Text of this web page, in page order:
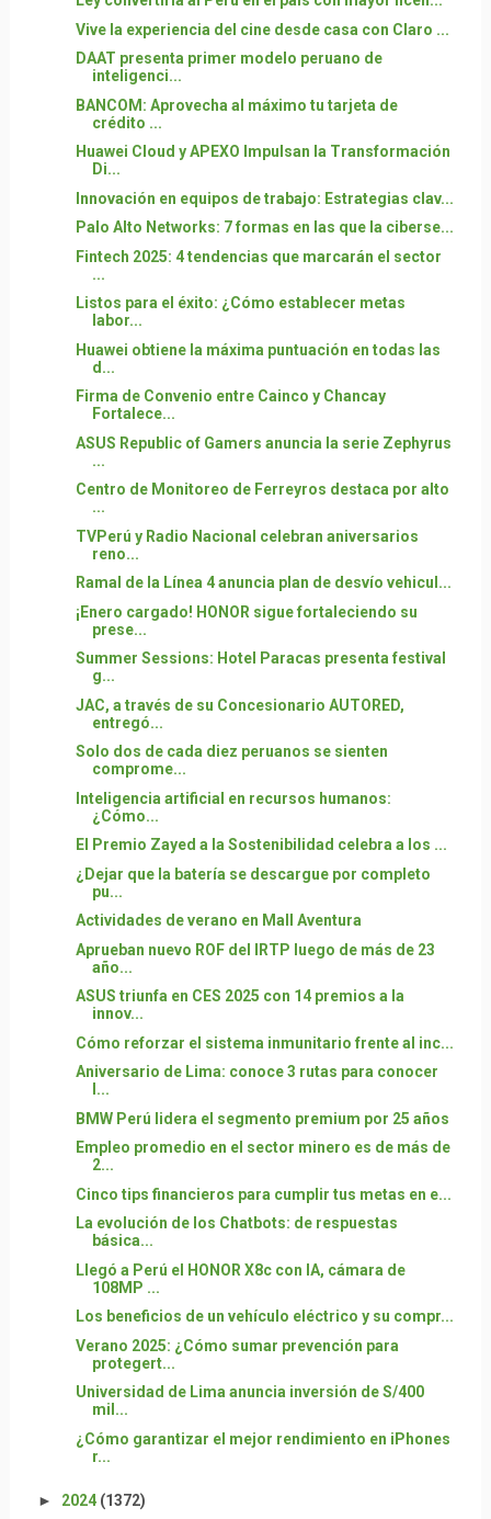
Vive la experiencia del cine desde casa con Claro ...
DAAT presenta primer modelo peruano de
inteligenci...
BANCOM: Aprovecha al máximo tu tarjeta de
crédito ...
Huawei Cloud y APEXO Impulsan la Transformación
Di...
Innovación en equipos de trabajo: Estrategias clav...
Palo Alto Networks: 7 formas en las que la ciberse...
Fintech 2025: 4 tendencias que marcarán el sector
...
Listos para el éxito: ¿Cómo establecer metas
labor...
Huawei obtiene la máxima puntuación en todas las
d...
Firma de Convenio entre Cainco y Chancay
Fortalece...
ASUS Republic of Gamers anuncia la serie Zephyrus
...
Centro de Monitoreo de Ferreyros destaca por alto
...
TVPerú y Radio Nacional celebran aniversarios
reno...
Ramal de la Línea 4 anuncia plan de desvío vehicul...
¡Enero cargado! HONOR sigue fortaleciendo su
prese...
Summer Sessions: Hotel Paracas presenta festival
g...
JAC, a través de su Concesionario AUTORED,
entregó...
Solo dos de cada diez peruanos se sienten
comprome...
Inteligencia artificial en recursos humanos:
¿Cómo...
El Premio Zayed a la Sostenibilidad celebra a los ...
¿Dejar que la batería se descargue por completo
pu...
Actividades de verano en Mall Aventura
Aprueban nuevo ROF del IRTP luego de más de 23
año...
ASUS triunfa en CES 2025 con 14 premios a la
innov...
Cómo reforzar el sistema inmunitario frente al inc...
Aniversario de Lima: conoce 3 rutas para conocer
l...
BMW Perú lidera el segmento premium por 25 años
Empleo promedio en el sector minero es de más de
2...
Cinco tips financieros para cumplir tus metas en e...
La evolución de los Chatbots: de respuestas
básica...
Llegó a Perú el HONOR X8c con IA, cámara de
108MP ...
Los beneficios de un vehículo eléctrico y su compr...
Verano 2025: ¿Cómo sumar prevención para
protegert...
Universidad de Lima anuncia inversión de S/400
mil...
¿Cómo garantizar el mejor rendimiento en iPhones
r...
► 2024 (1372)